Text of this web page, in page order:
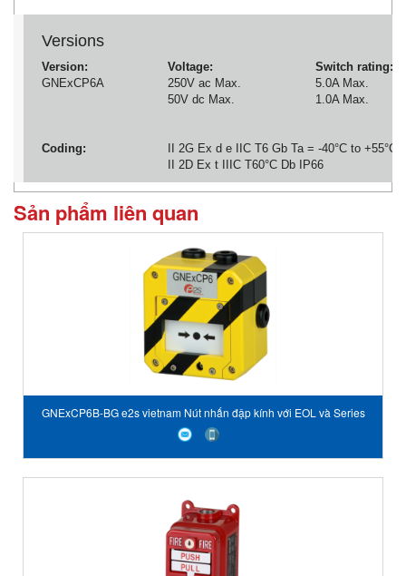
Versions
Version: Voltage:
Switch rating:
GNExCP6A
250V ac Max.
50V dc Max.
5.0A Max.
1.0A Max.
Coding:
II 2G Ex d e IIC T6 Gb Ta = -40°C to +55°C
II 2D Ex t IIIC T60°C Db IP66
Sản phẩm liên quan
GNExCP6B-BG e2s vietnam Nút nhấn đập kính với EOL và Series
GNExCP6B-BG Break Glass